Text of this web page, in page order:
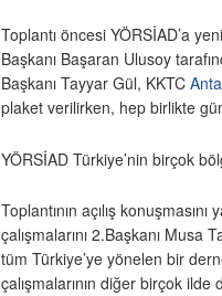
Toplantı öncesi YÖRSİAD’a
Başkanı Başaran Ulusoy
Başkanı Tayyar Gül, KKTC
plaket verilirken, hep birlikte
YÖRSİAD Türkiye’nin birçok
Toplantının açılış
çalışmalarını 2.Başkanı
tüm Türkiye’ye yönelen bir
çalışmalarının diğer birçok